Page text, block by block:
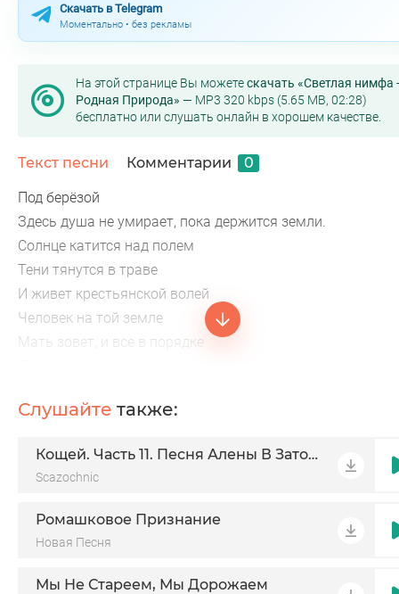
Скачать в Telegram
Моментально • без рекламы
На этой странице Вы можетескачать «Светлая нимфа -
Родная Природа» — MP3 320 kbps (5.65 MB, 02:28)
бесплатно или слушать онлайн в хорошем качестве.
Текст песни Комментарии 0
Под берёзой
Здесь душа не умирает, пока держится земли.
Солнце катится над полем
Тени тянутся в траве
И живет крестьянской волей
Человек на той земле
Мать зовет, и все в порядке
И в простой народной правде
Под берёзой жизнь простая
Да не купишь за рубли
Пока держится земли
Ночь
И как будто бы не стало всех забот и всех пауз
Слушайте также:
Кощей. Часть 11. Песня Алены В Заточении
Scazochnic
Ромашковое Признание
Новая Песня
Мы Не Стареем, Мы Дорожаем